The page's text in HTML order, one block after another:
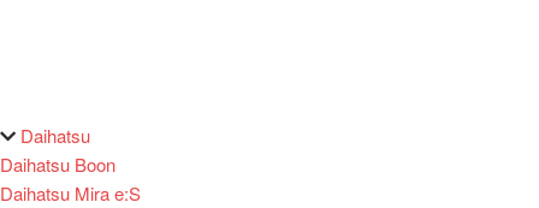
Daihatsu
Daihatsu Boon
Daihatsu Mira e:S